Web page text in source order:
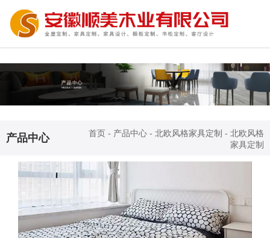
产品中心 首页 - 产品中心 - 北欧风格家具定制 - 北欧风格
家具定制